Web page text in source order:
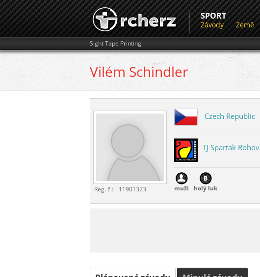
SPORT
Závody Země
Sight Tape Printing
Vilém Schindler
Reg. č.: 11901323
Czech Republic
TJ Spartak Rohov
muži holý luk